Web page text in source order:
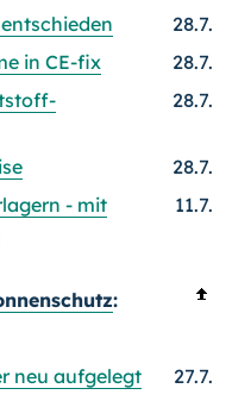
28.7.
in CE-fix
28.7.
28.7.
28.7.
- mit
11.7.
:
neu aufgelegt
27.7.